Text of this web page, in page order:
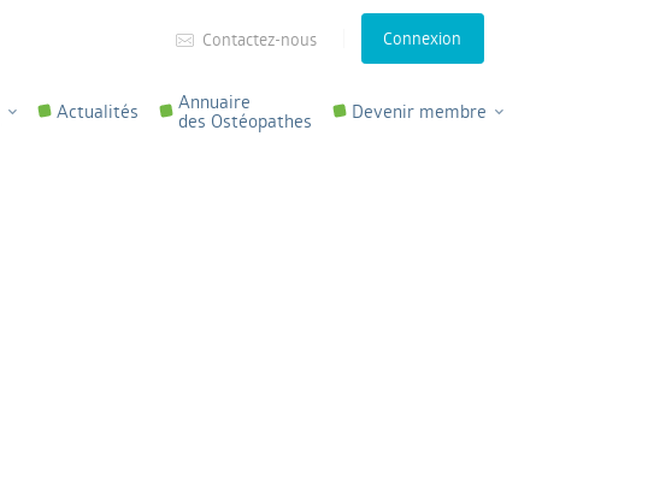
Contactez-nous Connexion
Actualités
Annuaire
des Ostéopathes
Devenir membre